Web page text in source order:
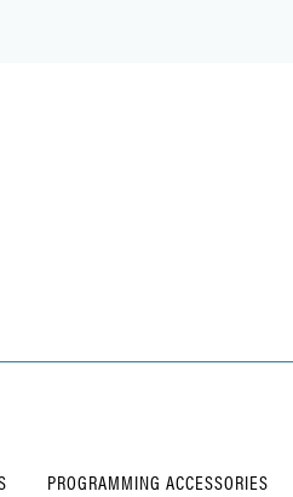
PROGRAMMING ACCESSORIES